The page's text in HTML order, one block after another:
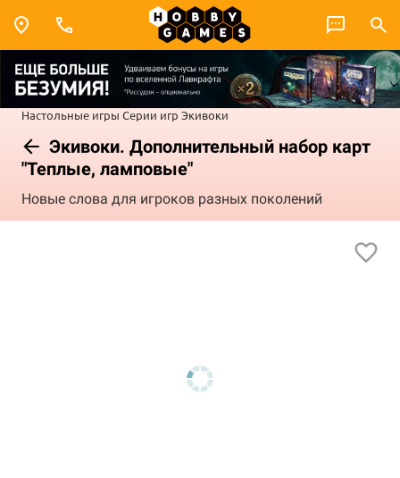
Настольные игры Серии игр Экивоки
Экивоки. Дополнительный набор карт
"Теплые, ламповые"
Новые слова для игроков разных поколений